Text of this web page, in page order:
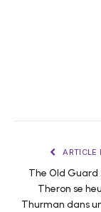
ARTICLE
The Old Guard
Theron se
Thurman dans